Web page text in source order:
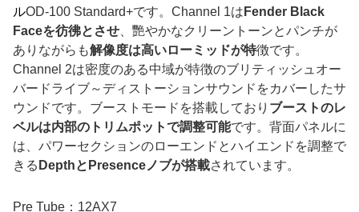
ルOD-100 Standard+です。Channel 1は Fender Black
Faceを彷彿とさせ 、艷やかなクリーントーンとパンチが
ありながらも解像度は高いローミッドが特徴です。
Channel 2は密度のある中域が特徴のブリティッシュオー
バードライブ～ディストーションサウンドをカバーしたサ
ウンドです。ブーストモードを搭載しており ブーストのレ
ベルは内部のトリムポットで調整可能です。背面パネルに
は、パワーセクションのローエンドとハイエンドを調整で
きる DepthとPresenceノブが搭載されています。
Pre Tube：12AX7